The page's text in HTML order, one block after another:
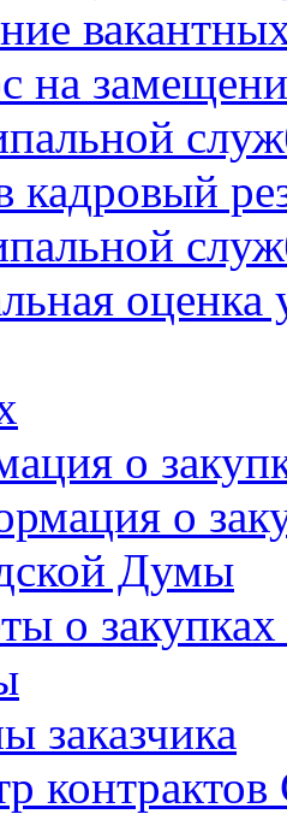
на
кадровый
оценка
о
о
Думы
о
заказчика